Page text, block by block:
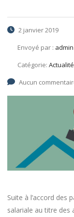
2 janvier 2019
Envoyé par : admin
Catégorie:
Aucun
Suite à l’accord des
salariale au titre des